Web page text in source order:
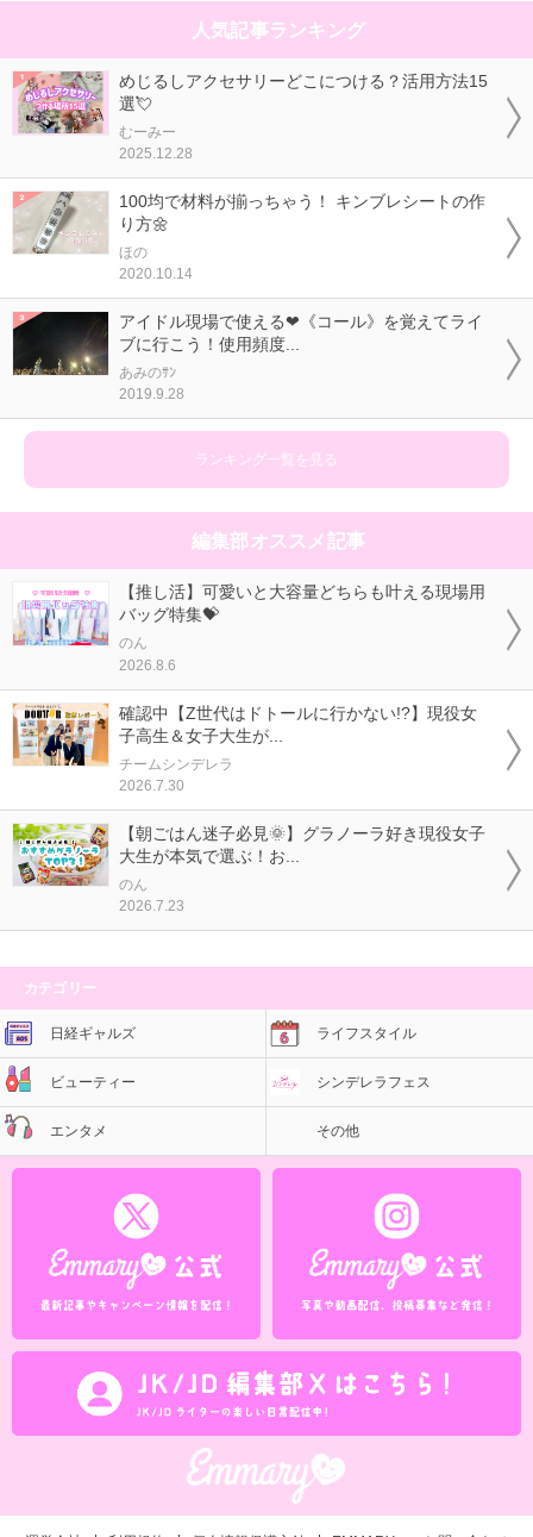
人気記事ランキング
めじるしアクセサリーどこにつける？活用方法15
選💘
むーみー
2025.12.28
100均で材料が揃っちゃう！ キンブレシートの作
り方🌼
ほの
2020.10.14
アイドル現場で使える❤《コール》を覚えてライ
ブに行こう！使用頻度...
あみのｻﾝ
2019.9.28
ランキング一覧を見る
編集部オススメ記事
【推し活】可愛いと大容量どちらも叶える現場用
バッグ特集💝
のん
2026.8.6
確認中【Z世代はドトールに行かない!?】現役女
子高生＆女子大生が...
チームシンデレラ
2026.7.30
【朝ごはん迷子必見🌞】グラノーラ好き現役女子
大生が本気で選ぶ！お...
のん
2026.7.23
カテゴリー
日経ギャルズ ライフスタイル
ビューティー シンデレラフェス
エンタメ その他